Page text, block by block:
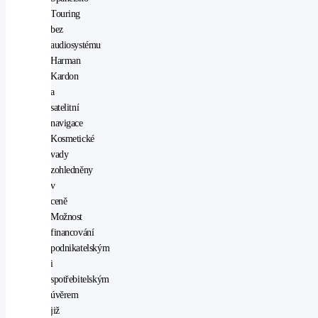
Touring
bez
audiosystému
Harman
Kardon
a
satelitní
navigace
Kosmetické
vady
zohledněny
v
ceně
Možnost
financování
podnikatelským
i
spotřebitelským
úvěrem
již